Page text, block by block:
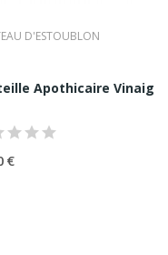
D'ESTOUBLON
Apothicaire
€